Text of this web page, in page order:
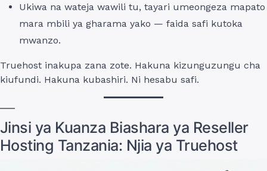
Ukiwa na wateja wawili tu, tayari umeongeza mapato
mara mbili ya gharama yako — faida safi kutoka
mwanzo.
Truehost inakupa zana zote. Hakuna kizunguzungu cha
kiufundi. Hakuna kubashiri. Ni hesabu safi.
Jinsi ya Kuanza Biashara ya Reseller
Hosting Tanzania: Njia ya Truehost